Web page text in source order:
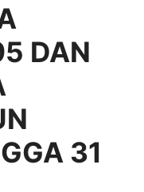
DAN
31